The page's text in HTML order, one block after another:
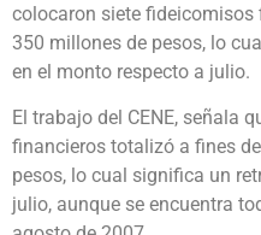
colocaron siete
350 millones de pesos, lo
en el monto respecto a julio.
El trabajo del CENE, señala
financieros totalizó a fines
pesos, lo cual significa un
julio, aunque se encuentra